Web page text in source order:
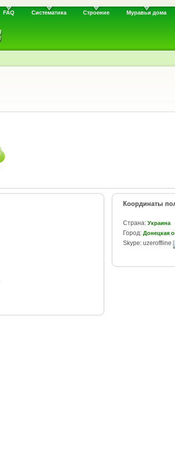
FAQ Систематика Строение Муравьи дома
Координаты
Страна: Украина
Город: Донецкая
Skype: uzeroffline